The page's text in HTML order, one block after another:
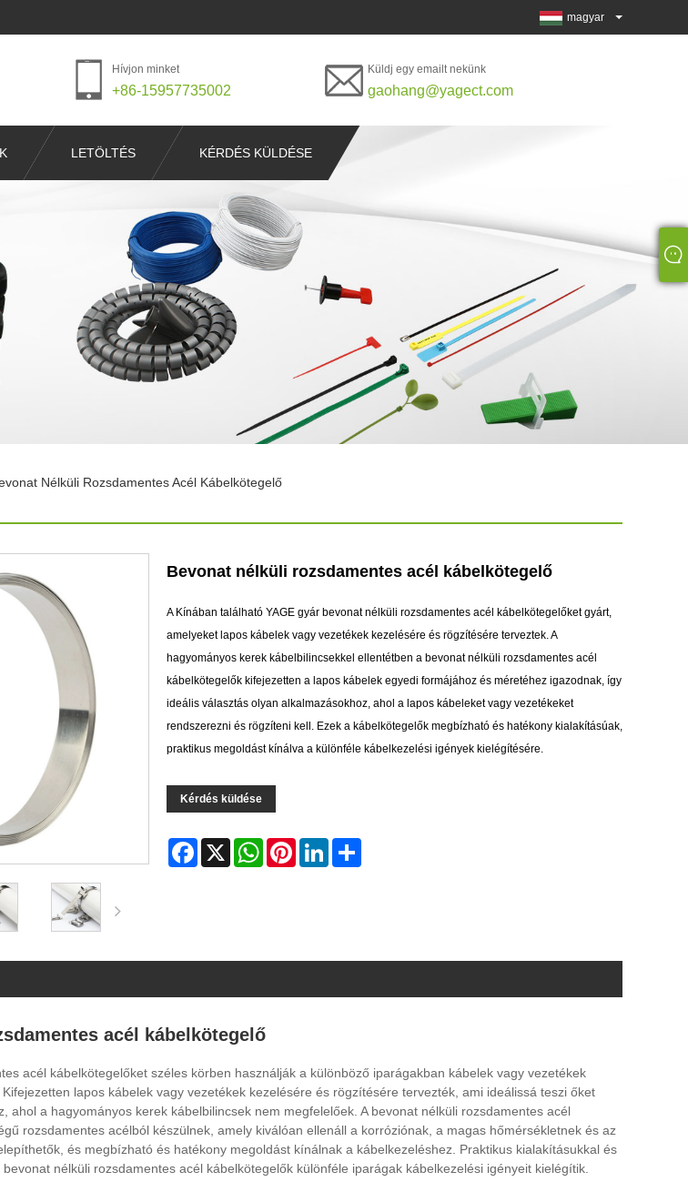
magyar
Hívjon minket
+86-15957735002
Küldj egy emailt nekünk
gaohang@yagect.com
LETÖLTÉS KÉRDÉS KÜLDÉSE
Nélküli Rozsdamentes Acél Kábelkötegelő
Bevonat nélküli rozsdamentes acél kábelkötegelő
A Kínában található YAGE gyár bevonat nélküli rozsdamentes acél kábelkötegelőket gyárt,
amelyeket lapos kábelek vagy vezetékek kezelésére és rögzítésére terveztek. A
hagyományos kerek kábelbilincsekkel ellentétben a bevonat nélküli rozsdamentes acél
kábelkötegelők kifejezetten a lapos kábelek egyedi formájához és méretéhez igazodnak, így
ideális választás olyan alkalmazásokhoz, ahol a lapos kábeleket vagy vezetékeket
rendszerezni és rögzíteni kell. Ezek a kábelkötegelők megbízható és hatékony kialakításúak,
praktikus megoldást kínálva a különféle kábelkezelési igények kielégítésére.
Kérdés küldése
Facebook WhatsAppPinterestLinkedIn
acél kábelkötegelő
acél kábelkötegelőket széles körben használják a különböző iparágakban kábelek vagy vezetékek
lapos kábelek vagy vezetékek kezelésére és rögzítésére tervezték, ami ideálissá teszi őket
ahol a hagyományos kerek kábelbilincsek nem megfelelőek. A bevonat nélküli rozsdamentes acél
rozsdamentes acélból készülnek, amely kiválóan ellenáll a korróziónak, a magas hőmérsékletnek és az
és megbízható és hatékony megoldást kínálnak a kábelkezeléshez. Praktikus kialakításukkal és
nélküli rozsdamentes acél kábelkötegelők különféle iparágak kábelkezelési igényeit kielégítik.